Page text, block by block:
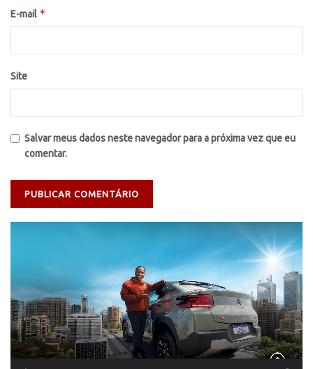
E-mail *
Site
Salvar meus dados neste navegador para a próxima vez que eu
comentar.